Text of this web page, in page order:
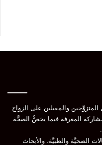
والمقبلين على الزواج
المعرفة فيما يخصُّ الصحَّة
الصحيَّة والطبيَّة، والأبحاث